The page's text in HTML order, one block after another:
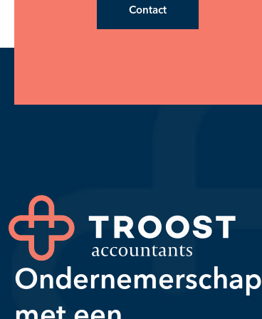
Contact
Ondernemerschap